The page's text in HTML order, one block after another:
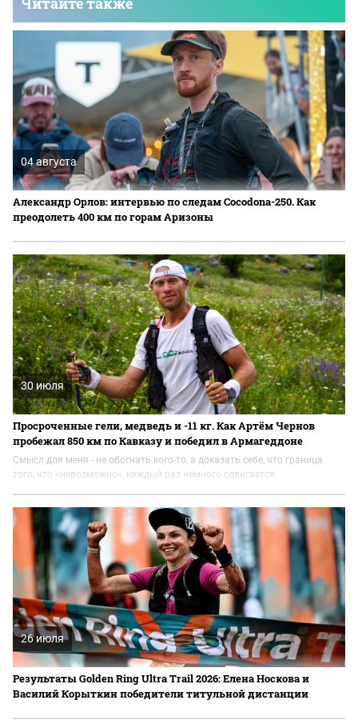
04 августа
Александр Орлов: интервью по следам Cocodona-250. Как
преодолеть 400 км по горам Аризоны
30 июля
Просроченные гели, медведь и -11 кг. Как Артём Чернов
пробежал 850 км по Кавказу и победил в Армагеддоне
Смысл для меня - не обогнать кого-то, а доказать себе, что граница
того, что «невозможно», каждый раз немного сдвигается.
26 июля
Результаты Golden Ring Ultra Trail 2026: Елена Носкова и
Василий Корыткин победители титульной дистанции